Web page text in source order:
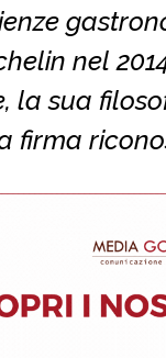
nel
la sua
firma